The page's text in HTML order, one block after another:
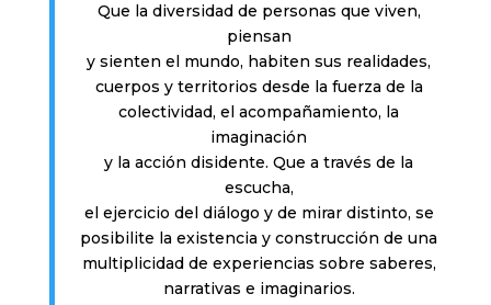
Que la diversidad de personas que viven,
piensan
y sienten el mundo, habiten sus realidades,
cuerpos y territorios desde la fuerza de la
colectividad, el acompañamiento, la
imaginación
y la acción disidente. Que a través de la
escucha,
el ejercicio del diálogo y de mirar distinto, se
posibilite la existencia y construcción de una
multiplicidad de experiencias sobre saberes,
narrativas e imaginarios.